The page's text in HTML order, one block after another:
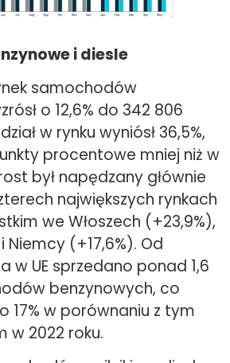
i diesle
samochodów
o 12,6% do 342 806
w rynku wyniósł 36,5%,
procentowe mniej niż w
był napędzany głównie
największych rynkach
we Włoszech (+23,9%),
Niemcy (+17,6%). Od
w UE sprzedano ponad 1,6
benzynowych, co
17% w porównaniu z tym
w 2022 roku.